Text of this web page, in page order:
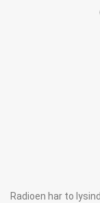
Radioen har to